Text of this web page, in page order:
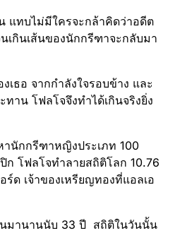
แทบไม่มีใครจะกล้าคิดว่าอดีต
เกินเส้นของนักกรีฑาจะกลับมา
เธอ จากกำลังใจรอบข้าง และ
าน​ โฟลโจจึงทำได้เกินจริงยิ่ง
านักกรีฑาหญิงประเภท 100
ก​ โฟลโจทำลายสถิติ​โลก 10.76
ด เจ้าของเหรียญทอง​ที่แอลเอ
มานานนับ 33 ปี สถิติในวันนั้น